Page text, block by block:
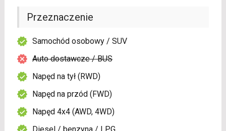
Przeznaczenie
Samochód osobowy / SUV
Auto dostawcze / BUS
Napęd na tył (RWD)
Napęd na przód (FWD)
Napęd 4x4 (AWD, 4WD)